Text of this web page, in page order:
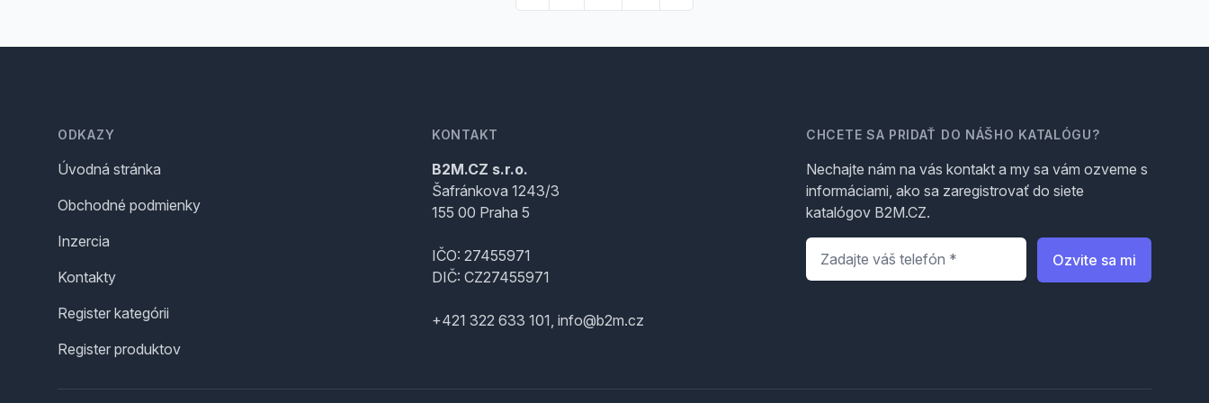
ODKAZY
Úvodná stránka
Obchodné podmienky
Inzercia
Kontakty
Register kategórii
Register produktov
KONTAKT
B2M.CZ s.r.o.
Šafránkova 1243/3
155 00 Praha 5
IČO: 27455971
DIČ: CZ27455971
+421 322 633 101, info@b2m.cz
CHCETE SA PRIDAŤ DO NÁŠHO KATALÓGU?
Nechajte nám na vás kontakt a my sa vám ozveme s
informáciami, ako sa zaregistrovať do siete
katalógov B2M.CZ.
Telefón
Ozvite sa mi